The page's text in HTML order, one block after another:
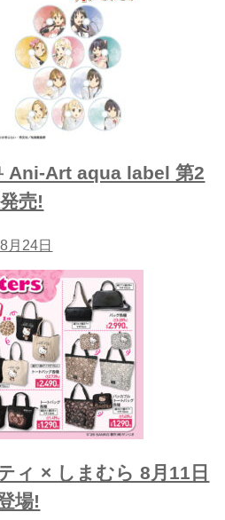
Ani-Art aqua label 第2
売!
月24日
ィ × しまむら 8月11日
場!